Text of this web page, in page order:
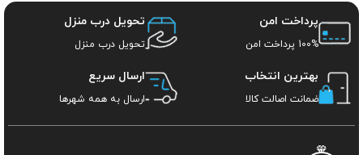
پرداخت امن
100% پرداخت امن
تحویل درب منزل
تحویل درب منزل
بهترین انتخاب
ضمانت اصالت کالا
ارسال سریع
ارسال به همه شهرها